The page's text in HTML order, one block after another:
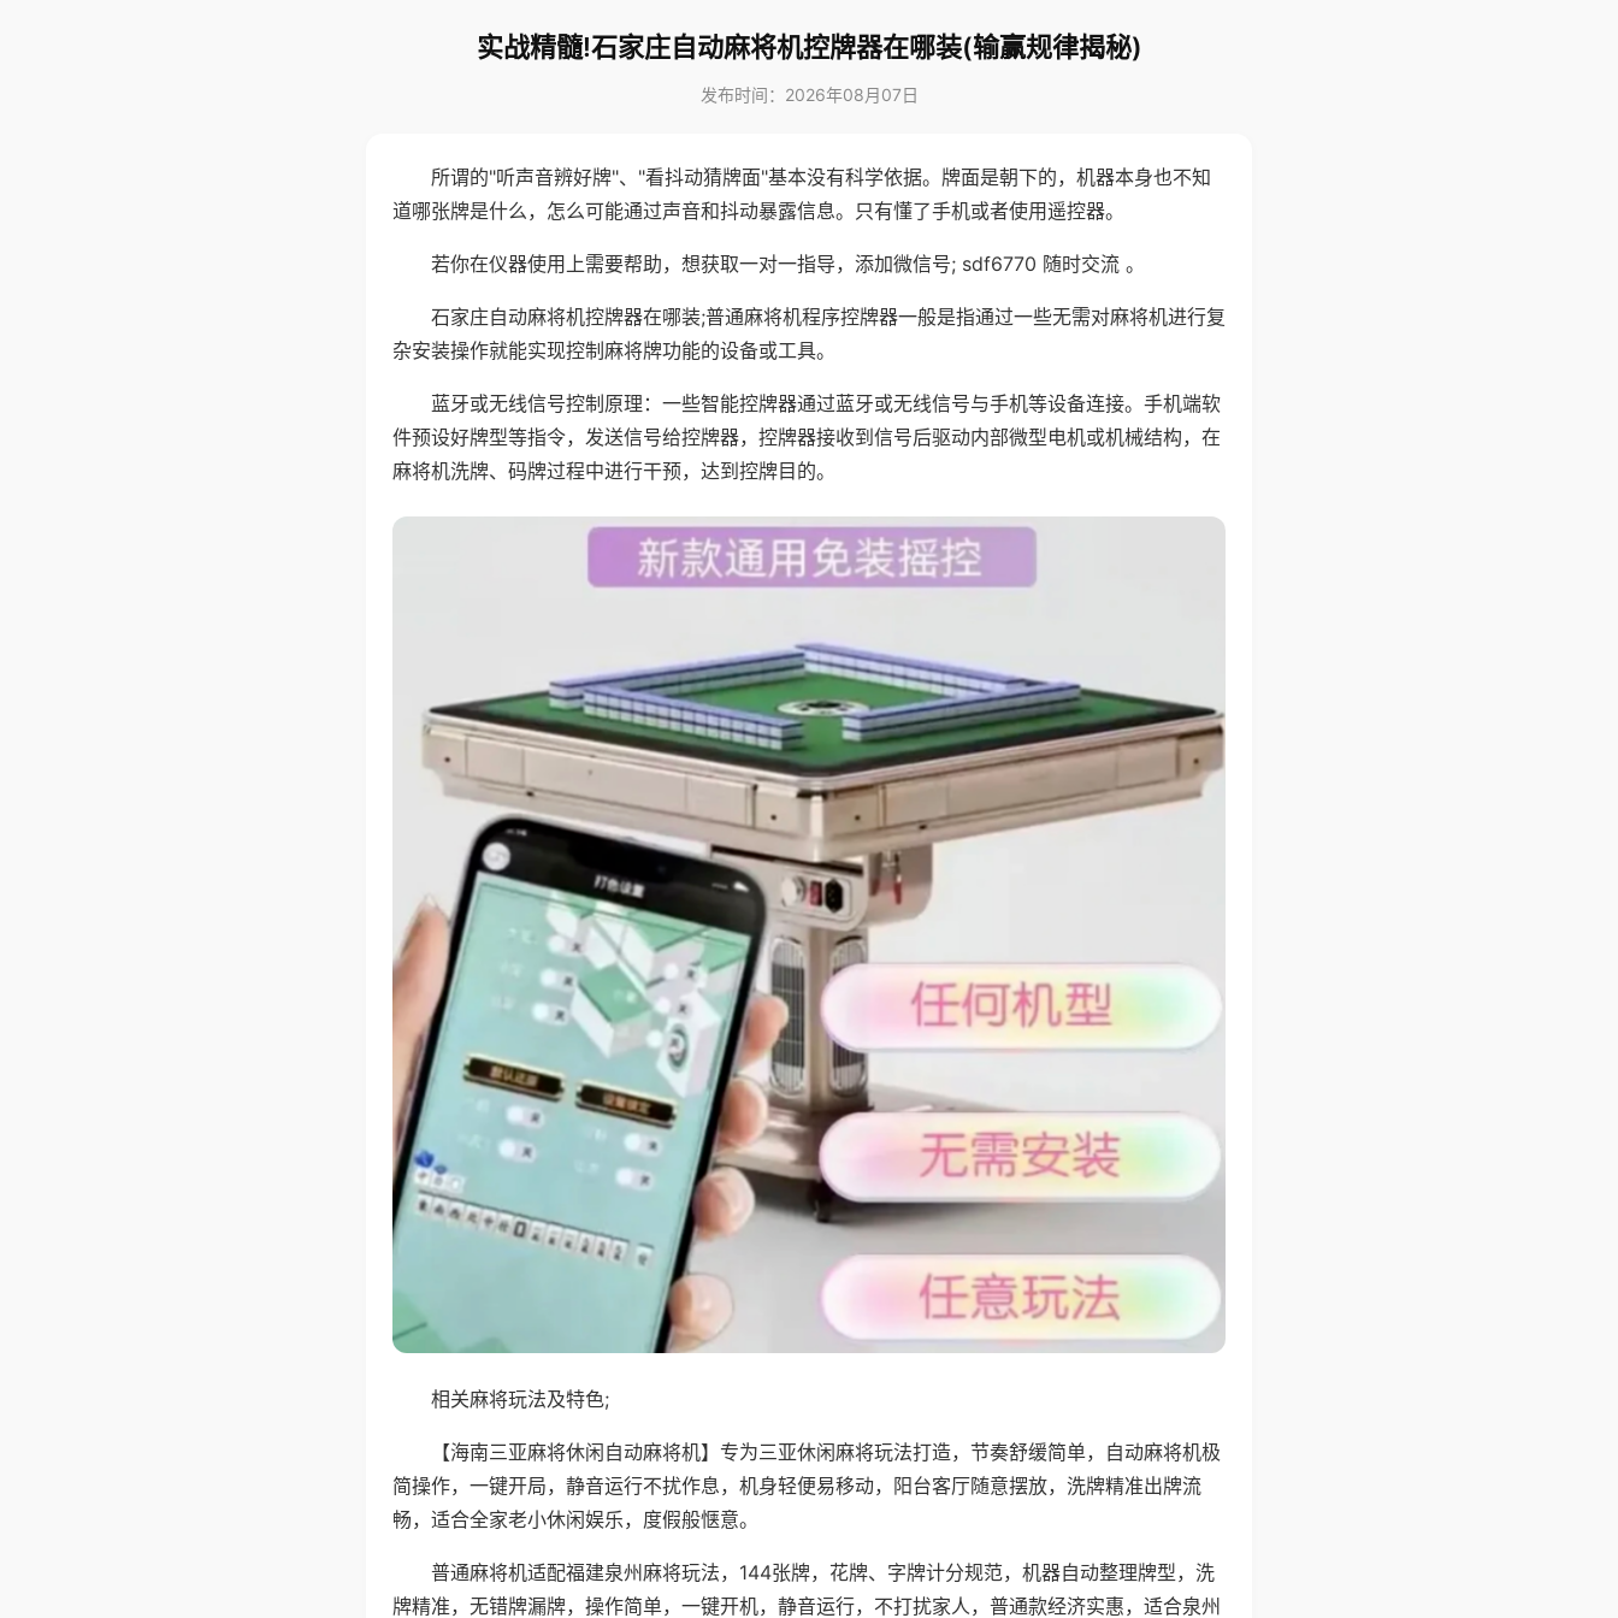
实战精髓!石家庄自动麻将机控牌器在哪装(输赢规律揭秘)
发布时间：2026年08月07日
所谓的"听声音辨好牌"、"看抖动猜牌面"基本没有科学依据。牌面是朝下的，机器本身也不知
道哪张牌是什么，怎么可能通过声音和抖动暴露信息。只有懂了手机或者使用遥控器。
若你在仪器使用上需要帮助，想获取一对一指导，添加微信号; sdf6770 随时交流 。
石家庄自动麻将机控牌器在哪装;普通麻将机程序控牌器一般是指通过一些无需对麻将机进行复
杂安装操作就能实现控制麻将牌功能的设备或工具。
蓝牙或无线信号控制原理：一些智能控牌器通过蓝牙或无线信号与手机等设备连接。手机端软
件预设好牌型等指令，发送信号给控牌器，控牌器接收到信号后驱动内部微型电机或机械结构，在
麻将机洗牌、码牌过程中进行干预，达到控牌目的。
相关麻将玩法及特色;
【海南三亚麻将休闲自动麻将机】专为三亚休闲麻将玩法打造，节奏舒缓简单，自动麻将机极
简操作，一键开局，静音运行不扰作息，机身轻便易移动，阳台客厅随意摆放，洗牌精准出牌流
畅，适合全家老小休闲娱乐，度假般惬意。
普通麻将机适配福建泉州麻将玩法，144张牌，花牌、字牌计分规范，机器自动整理牌型，洗
牌精准，无错牌漏牌，操作简单，一键开机，静音运行，不打扰家人，普通款经济实惠，适合泉州